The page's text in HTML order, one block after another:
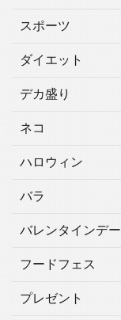
スポーツ
ダイエット
デカ盛り
ネコ
ハロウィン
バラ
バレンタインデー
フードフェス
プレゼント